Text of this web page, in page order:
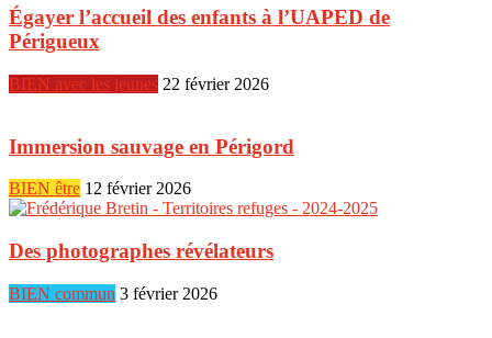
Égayer l’accueil des enfants à l’UAPED de
Périgueux
BIEN avec les jeunes 22 février 2026
Immersion sauvage en Périgord
BIEN être 12 février 2026
Des photographes révélateurs
BIEN commun 3 février 2026